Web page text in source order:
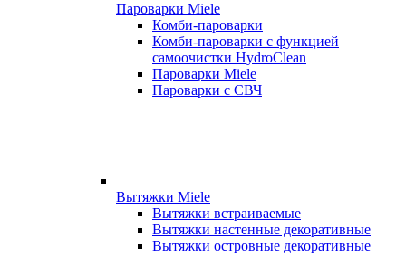
Пароварки Miele
Комби-пароварки
Комби-пароварки с функцией
самоочистки HydroClean
Пароварки Miele
Пароварки с СВЧ
Вытяжки Miele
Вытяжки встраиваемые
Вытяжки настенные декоративные
Вытяжки островные декоративные